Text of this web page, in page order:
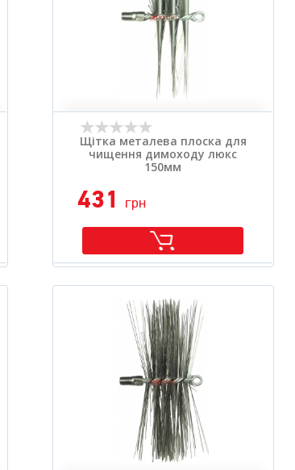
Щітка металева плоска для
чищення димоходу люкс
150мм
431 грн